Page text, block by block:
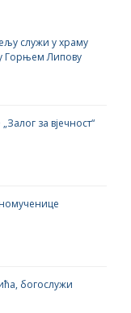
служи у храму
Горњем Липову
за вјечност“
богослужи